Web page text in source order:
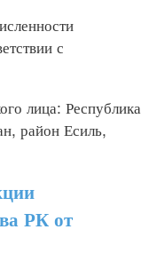
с
лица: Республика
район Есиль,
РК от